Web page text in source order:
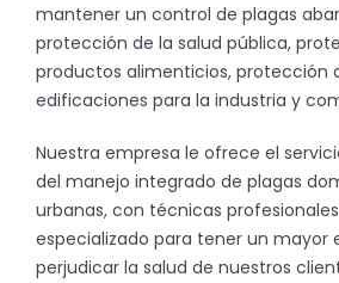
mantener un control de plagas
protección de la salud pública,
productos alimenticios, protección
edificaciones para la industria y
Nuestra empresa le ofrece el
del manejo integrado de plagas
urbanas, con técnicas
especializado para tener un mayor
perjudicar la salud de nuestros